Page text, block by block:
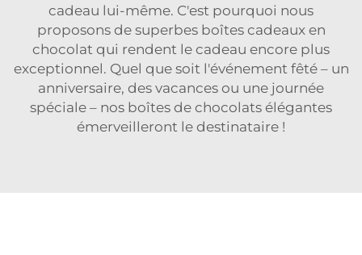
cadeau lui-même. C'est pourquoi nous
proposons de superbes boîtes cadeaux en
chocolat qui rendent le cadeau encore plus
exceptionnel. Quel que soit l'événement fêté – un
anniversaire, des vacances ou une journée
spéciale – nos boîtes de chocolats élégantes
émerveilleront le destinataire !